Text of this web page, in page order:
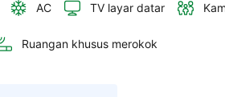
AC TV layar datar
Ruangan khusus merokok